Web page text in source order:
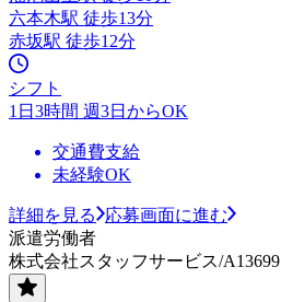
六本木駅 徒歩13分
赤坂駅 徒歩12分
シフト
1日3時間 週3日からOK
交通費支給
未経験OK
詳細を見る
応募画面に進む
派遣労働者
株式会社スタッフサービス/A13699